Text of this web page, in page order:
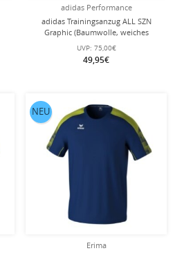
adidas Performance
adidas Trainingsanzug ALL SZN
Graphic (Baumwolle, weiches
Material) pink Mädchen
UVP: 75,00€
49,95€
Erima
NEU